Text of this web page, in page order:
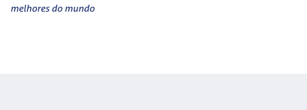
melhores do mundo